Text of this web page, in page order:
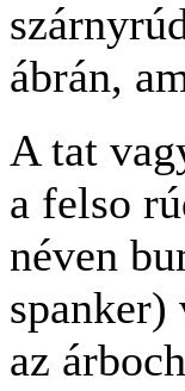
ábrán,
A tat
a felso
néven
az